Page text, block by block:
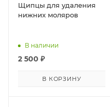
Щипцы для удаления
нижних моляров
В наличии
2 500 ₽
В КОРЗИНУ